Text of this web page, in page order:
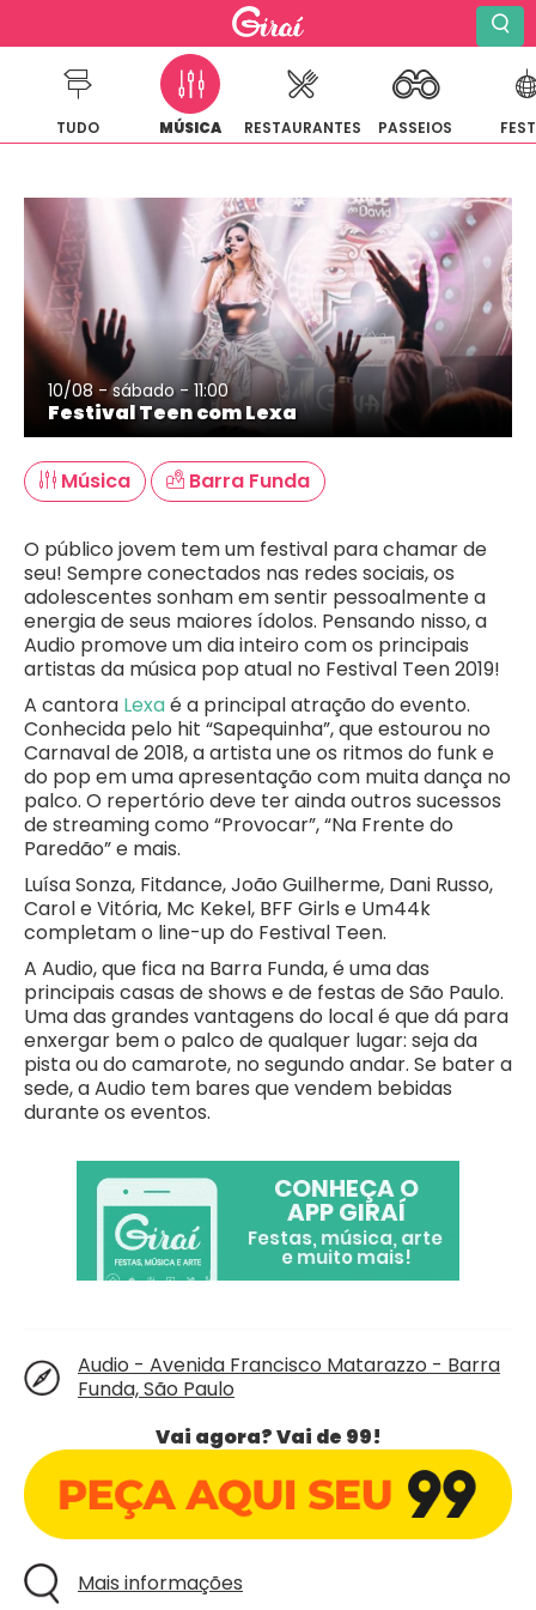
para
conteúdo
TUDO MÚSICA RESTAURANTES PASSEIOS
10/08 - sábado - 11:00
Festival Teen com Lexa
Música Barra Funda
O público jovem tem um festival para chamar de
seu! Sempre conectados nas redes sociais, os
adolescentes sonham em sentir pessoalmente a
energia de seus maiores ídolos. Pensando nisso, a
Audio promove um dia inteiro com os principais
artistas da música pop atual no Festival Teen 2019!
A cantora Lexaé a principal atração do evento.
Conhecida pelo hit “Sapequinha”, que estourou no
Carnaval de 2018, a artista une os ritmos do funk e
do pop em uma apresentação com muita dança no
palco. O repertório deve ter ainda outros sucessos
de streaming como “Provocar”, “Na Frente do
Paredão” e mais.
Luísa Sonza, Fitdance, João Guilherme, Dani Russo,
Carol e Vitória, Mc Kekel, BFF Girls e Um44k
completam o line-up do Festival Teen.
A Audio, que fica na Barra Funda, é uma das
principais casas de shows e de festas de São Paulo.
Uma das grandes vantagens do local é que dá para
enxergar bem o palco de qualquer lugar: seja da
pista ou do camarote, no segundo andar. Se bater a
sede, a Audio tem bares que vendem bebidas
durante os eventos.
Audio - Avenida Francisco Matarazzo - Barra
Funda, São Paulo
Vai agora? Vai de 99!
Mais informações